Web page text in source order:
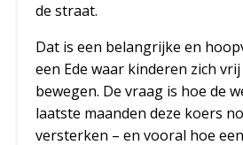
de straat.
Dat is een belangrijke en
een Ede waar kinderen zich
bewegen. De vraag is hoe de
laatste maanden deze koers
versterken – en vooral hoe